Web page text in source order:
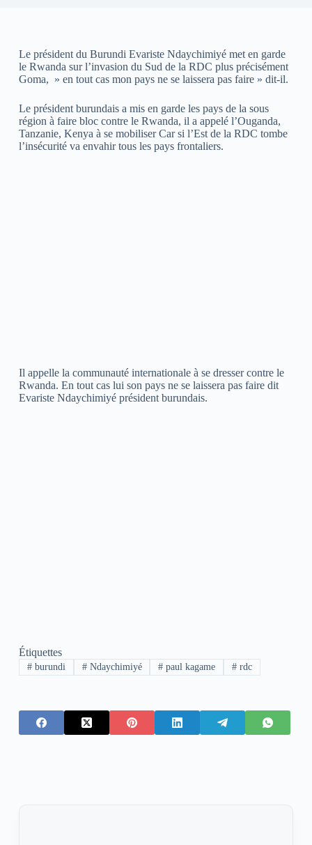
Le président du Burundi Evariste Ndaychimiyé met en garde
le Rwanda sur l’invasion du Sud de la RDC plus précisément
Goma, » en tout cas mon pays ne se laissera pas faire » dit-il.
Le président burundais a mis en garde les pays de la sous
région à faire bloc contre le Rwanda, il a appelé l’Ouganda,
Tanzanie, Kenya à se mobiliser Car si l’Est de la RDC tombe
l’insécurité va envahir tous les pays frontaliers.
Il appelle la communauté internationale à se dresser contre le
Rwanda. En tout cas lui son pays ne se laissera pas faire dit
Evariste Ndaychimiyé président burundais.
Étiquettes
#burundi #Ndaychimiyé # paul kagame # rdc